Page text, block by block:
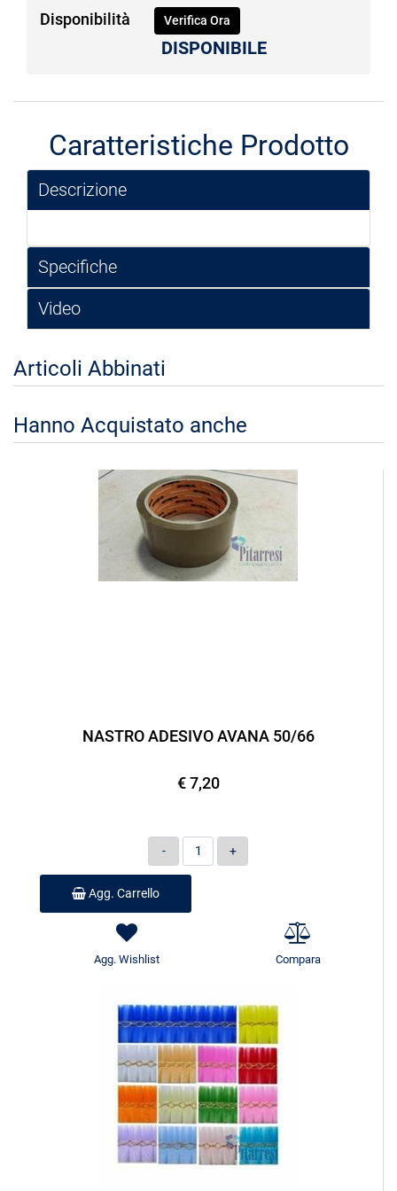
Disponibilità Verifica Ora
DISPONIBILE
Caratteristiche Prodotto
Descrizione
Specifiche
Video
Articoli Abbinati
Hanno Acquistato anche
NASTRO ADESIVO AVANA 50/66
€ 7,20
Quantità
Agg. Carrello
Agg. Wishlist Compara